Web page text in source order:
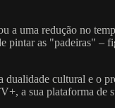
a uma redução no
as "padeiras" –
dualidade cultural e
a sua plataforma de